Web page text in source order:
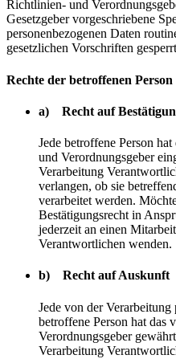
Richtlinien- und
Gesetzgeber vorgeschriebene
personenbezogenen Daten
gesetzlichen Vorschriften
Rechte der betroffenen Person
a) Recht auf
Jede betroffene Person
und Verordnungsgeber
Verarbeitung
verlangen, ob sie
verarbeitet werden.
Bestätigungsrecht in
jederzeit an einen
Verantwortlichen wenden.
b) Recht auf Auskunft
Jede von der Verarbeitung
betroffene Person hat das
Verordnungsgeber
Verarbeitung